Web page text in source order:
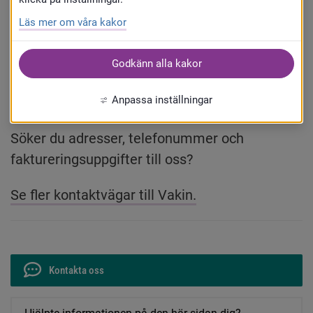
Om du behöver göra en felanmälan, använd
detta formulär, eller vid akuta
problem ring 090-16 19 00 dygnet runt.
Söker du adresser, telefonummer och
faktureringsuppgifter till oss?
Se fler kontaktvägar till Vakin.
Kontakta oss
Läs mer om våra kakor
Godkänn alla kakor
Anpassa inställningar